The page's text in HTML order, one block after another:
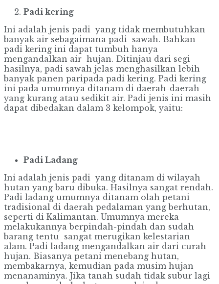
Padi kering
Ini adalah jenis padi yang tidak membutuhkan
banyak air sebagaimana padi sawah. Bahkan
padi kering ini dapat tumbuh hanya
mengandalkan air hujan. Ditinjau dari segi
hasilnya, padi sawah jelas menghasilkan lebih
banyak panen paripada padi kering. Padi kering
ini pada umumnya ditanam di daerah-daerah
yang kurang atau sedikit air. Padi jenis ini masih
dapat dibedakan dalam 3 kelompok, yaitu:
Padi Ladang
Ini adalah jenis padi yang ditanam di wilayah
hutan yang baru dibuka. Hasilnya sangat rendah.
Padi ladang umumnya ditanam olah petani
tradisional di daerah pedalaman yang berhutan,
seperti di Kalimantan. Umumnya mereka
melakukannya berpindah-pindah dan sudah
barang tentu sangat merugikan kelestarian
alam. Padi ladang mengandalkan air dari curah
hujan. Biasanya petani menebang hutan,
membakarnya, kemudian pada musim hujan
menanaminya. Jika tanah sudah tidak subur lagi